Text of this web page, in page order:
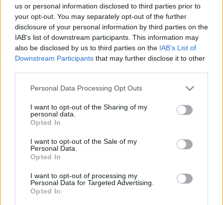
us or personal information disclosed to third parties prior to
your opt-out. You may separately opt-out of the further
disclosure of your personal information by third parties on the
IAB’s list of downstream participants. This information may
also be disclosed by us to third parties on the IAB’s List of
Downstream Participants that may further disclose it to other
Personal Data Processing Opt Outs
I want to opt-out of the Sharing of my
personal data.
Opted In
I want to opt-out of the Sale of my
Personal Data.
Opted In
I want to opt-out of processing my
Personal Data for Targeted Advertising.
Opted In
Viihdeuutiset
4.9.2009, 11:00